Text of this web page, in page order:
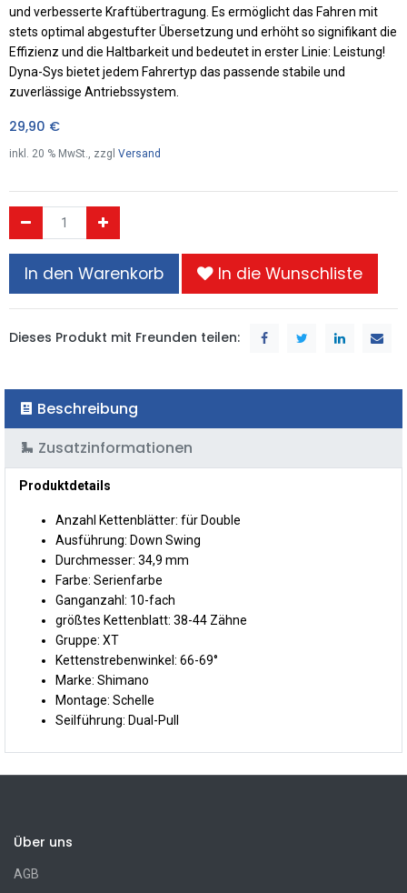
und verbesserte Kraftübertragung. Es ermöglicht das Fahren mit
stets optimal abgestufter Übersetzung und erhöht so signifikant die
Effizienz und die Haltbarkeit und bedeutet in erster Linie: Leistung!
Dyna-Sys bietet jedem Fahrertyp das passende stabile und
zuverlässige Antriebssystem.
29,90 €
inkl. 20 % MwSt., zzgl Versand
In den Warenkorb In die Wunschliste
Dieses Produkt mit Freunden teilen:
Beschreibung
Zusatzinformationen
Produktdetails
Anzahl Kettenblätter: für Double
Ausführung: Down Swing
Durchmesser: 34,9 mm
Farbe: Serienfarbe
Ganganzahl: 10-fach
größtes Kettenblatt: 38-44 Zähne
Gruppe: XT
Kettenstrebenwinkel: 66-69°
Marke: Shimano
Montage: Schelle
Seilführung: Dual-Pull
Über uns
AGB